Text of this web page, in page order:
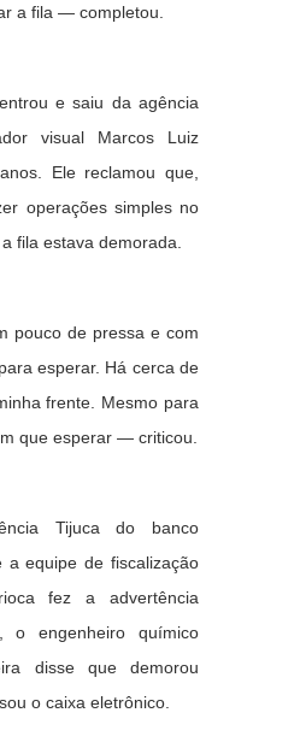
a fila — completou.
e saiu da agência
visual Marcos Luiz
Ele reclamou que,
operações simples no
fila estava demorada.
pouco de pressa e com
esperar. Há cerca de
frente. Mesmo para
que esperar — criticou.
Tijuca do banco
a equipe de fiscalização
fez a advertência
o engenheiro químico
disse que demorou
o caixa eletrônico.